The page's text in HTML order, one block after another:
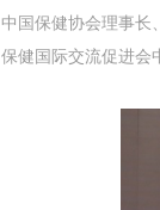
中国保健协会理事长
保健国际交流促进会